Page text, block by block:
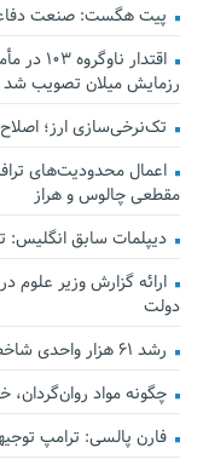
پیت هگست: صنعت دفاعی
رزمایش میلان تصویب شد
تک‌نرخی‌سازی ارز؛
اعمال محدودیت‌های
مقطعی چالوس و هراز
دیپلمات سابق انگلیس:‌
ارائه گزارش وزیر علوم
دولت
رشد ۶۱ هزار واحدی شاخص بورس
چگونه مواد روان‌گردان،
فارن پالسی: ترامپ